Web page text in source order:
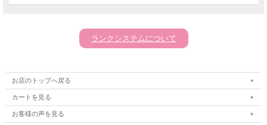
ランクシステムについて
お店のトップへ戻る
カートを見る
お客様の声を見る